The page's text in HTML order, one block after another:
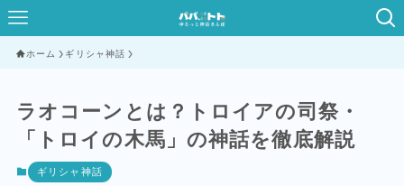
ホーム ギリシャ神話
ラオコーンとは？トロイアの司祭・
「トロイの木馬」の神話を徹底解説
ギリシャ神話